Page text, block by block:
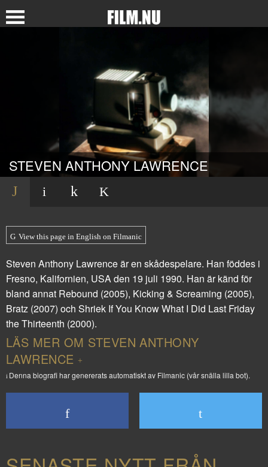
STEVEN ANTHONY LAWRENCE
View this page in English on Filmanic
Steven Anthony Lawrence är en skådespelare. Han föddes i
Fresno, Kalifornien, USA den 19 juli 1990. Han är känd för
bland annat Rebound (2005), Kicking & Screaming (2005),
Bratz (2007) och Shriek If You Know What I Did Last Friday
the Thirteenth (2000).
LÄS MER OM STEVEN ANTHONY
LAWRENCE
Denna biografi har genererats automatiskt av Filmanic (vår snälla lilla bot).